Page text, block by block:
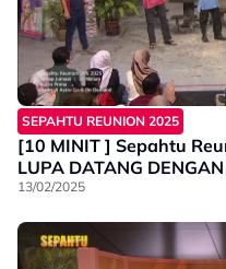
SEPAHTU REUNION 2025
[10 MINIT ] Sepahtu
LUPA DATANG
13/02/2025